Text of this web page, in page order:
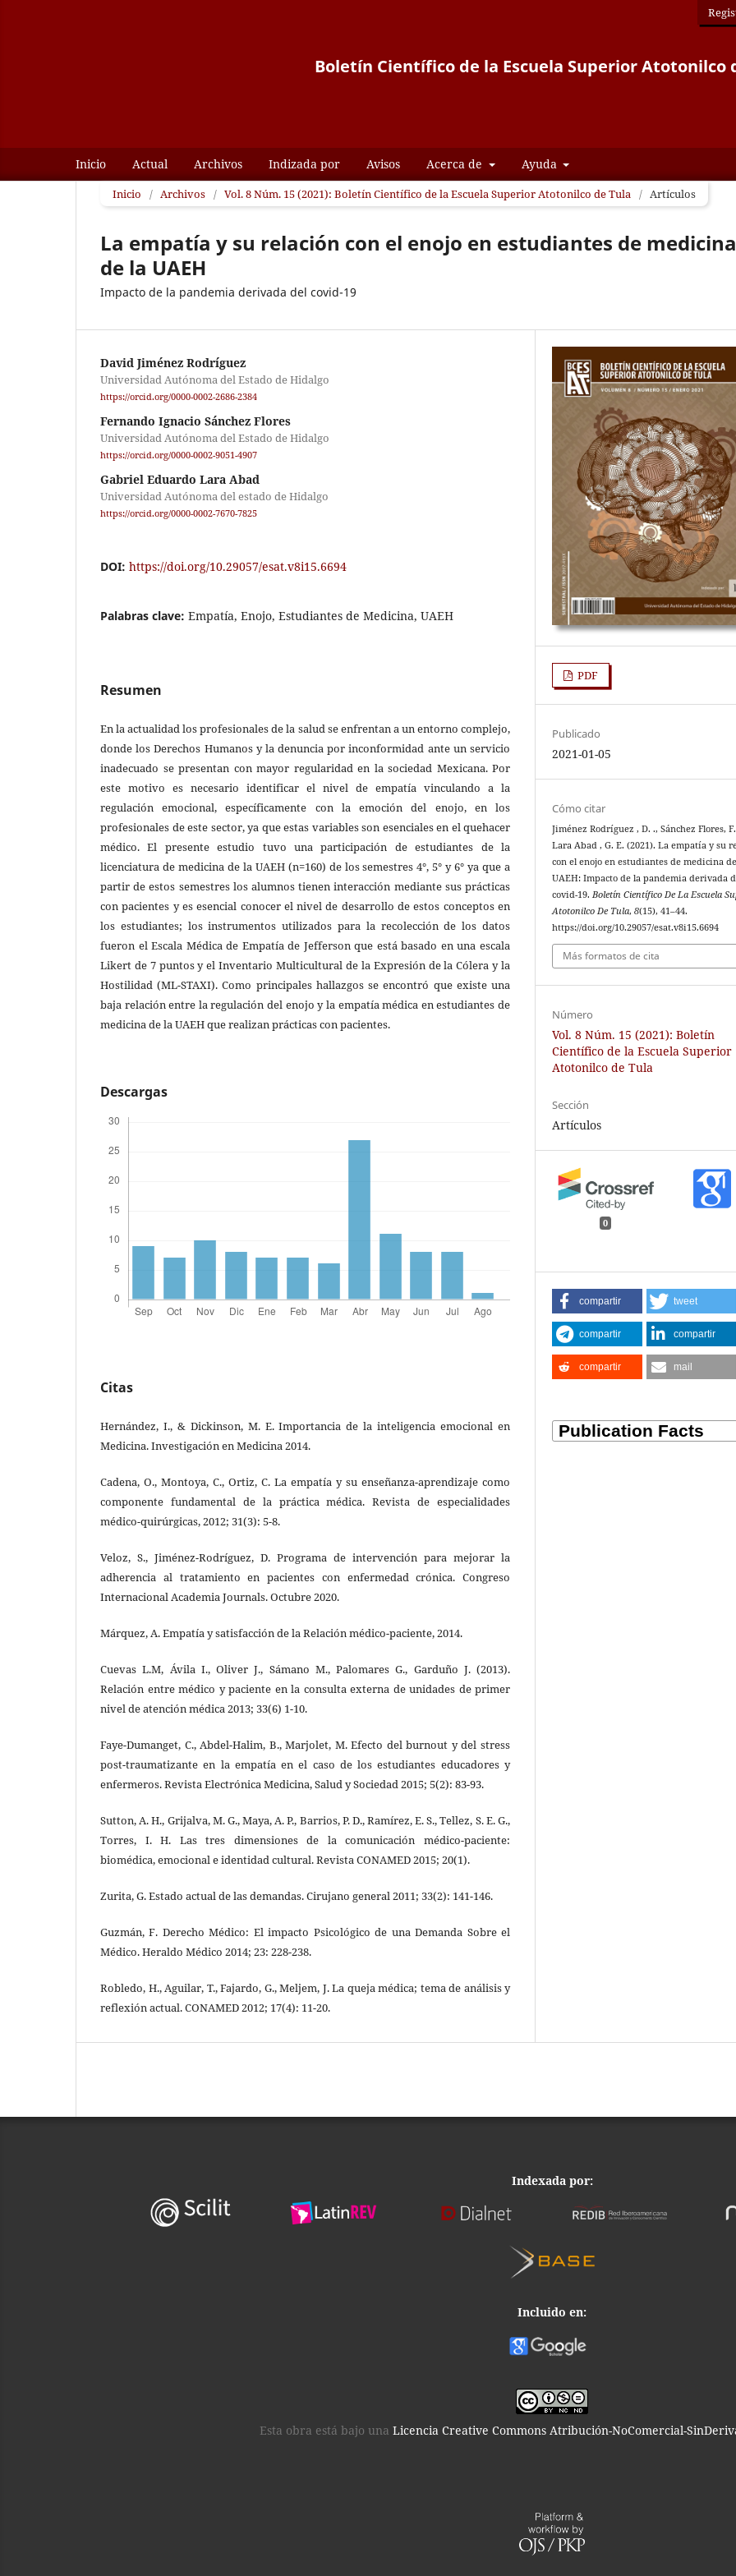
Boletín Científico de la Escuela Superior Atotonilco
Inicio Actual Archivos Indizada por Avisos Acerca de Ayuda
Inicio / Archivos / Vol. 8 Núm. 15 (2021): Boletín Científico de la Escuela Superior Atotonilco de Tula / Artículos
La empatía y su relación con el enojo en estudiantes de medicina
de la UAEH
Impacto de la pandemia derivada del covid-19
David Jiménez Rodríguez
Universidad Autónoma del Estado de Hidalgo
https://orcid.org/0000-0002-2686-2384
Fernando Ignacio Sánchez Flores
Universidad Autónoma del Estado de Hidalgo
https://orcid.org/0000-0002-9051-4907
Gabriel Eduardo Lara Abad
Universidad Autónoma del estado de Hidalgo
https://orcid.org/0000-0002-7670-7825
DOI: https://doi.org/10.29057/esat.v8i15.6694
Palabras clave: Empatía, Enojo, Estudiantes de Medicina, UAEH
Resumen
En la actualidad los profesionales de la salud se enfrentan a un entorno complejo,
donde los Derechos Humanos y la denuncia por inconformidad ante un servicio
inadecuado se presentan con mayor regularidad en la sociedad Mexicana. Por
este motivo es necesario identificar el nivel de empatía vinculando a la
regulación emocional, específicamente con la emoción del enojo, en los
profesionales de este sector, ya que estas variables son esenciales en el quehacer
médico. El presente estudio tuvo una participación de estudiantes de la
licenciatura de medicina de la UAEH (n=160) de los semestres 4°, 5° y 6° ya que a
partir de estos semestres los alumnos tienen interacción mediante sus prácticas
con pacientes y es esencial conocer el nivel de desarrollo de estos conceptos en
los estudiantes; los instrumentos utilizados para la recolección de los datos
fueron el Escala Médica de Empatía de Jefferson que está basado en una escala
Likert de 7 puntos y el Inventario Multicultural de la Expresión de la Cólera y la
Hostilidad (ML-STAXI). Como principales hallazgos se encontró que existe una
baja relación entre la regulación del enojo y la empatía médica en estudiantes de
medicina de la UAEH que realizan prácticas con pacientes.
Descargas
Citas
Hernández, I., & Dickinson, M. E. Importancia de la inteligencia emocional en
Medicina. Investigación en Medicina 2014.
Cadena, O., Montoya, C., Ortiz, C. La empatía y su enseñanza-aprendizaje como
componente fundamental de la práctica médica. Revista de especialidades
médico-quirúrgicas, 2012; 31(3): 5-8.
Veloz, S., Jiménez-Rodríguez, D. Programa de intervención para mejorar la
adherencia al tratamiento en pacientes con enfermedad crónica. Congreso
Internacional Academia Journals. Octubre 2020.
Márquez, A. Empatía y satisfacción de la Relación médico-paciente, 2014.
Cuevas L.M, Ávila I., Oliver J., Sámano M., Palomares G., Garduño J. (2013).
Relación entre médico y paciente en la consulta externa de unidades de primer
nivel de atención médica 2013; 33(6) 1-10.
Faye-Dumanget, C., Abdel-Halim, B., Marjolet, M. Efecto del burnout y del stress
post-traumatizante en la empatía en el caso de los estudiantes educadores y
enfermeros. Revista Electrónica Medicina, Salud y Sociedad 2015; 5(2): 83-93.
Sutton, A. H., Grijalva, M. G., Maya, A. P., Barrios, P. D., Ramírez, E. S., Tellez, S. E. G.,
Torres, I. H. Las tres dimensiones de la comunicación médico-paciente:
biomédica, emocional e identidad cultural. Revista CONAMED 2015; 20(1).
Zurita, G. Estado actual de las demandas. Cirujano general 2011; 33(2): 141-146.
Guzmán, F. Derecho Médico: El impacto Psicológico de una Demanda Sobre el
Médico. Heraldo Médico 2014; 23: 228-238.
Robledo, H., Aguilar, T., Fajardo, G., Meljem, J. La queja médica; tema de análisis y
reflexión actual. CONAMED 2012; 17(4): 11-20.
PDF
Publicado
2021-01-05
Cómo citar
Jiménez Rodríguez , D. ., Sánchez Flores,
Lara Abad , G. E. (2021). La empatía y su
con el enojo en estudiantes de medicina
UAEH: Impacto de la pandemia derivada
covid-19.Boletín Científico De La Escuela
Atotonilco De Tula,8(15), 41–44.
https://doi.org/10.29057/esat.v8i15.6694
Más formatos de cita
Número
Vol. 8 Núm. 15 (2021): Boletín
Científico de la Escuela Superior
Atotonilco de Tula
Sección
Artículos
0
compartir tweet
compartir compartir
compartir mail
Indexada por:
Incluido en:
Esta obra está bajo una Licencia Creative Commons Atribución-NoComercial-